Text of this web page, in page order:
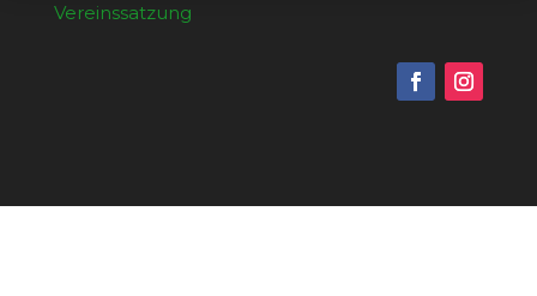
Vereinssatzung